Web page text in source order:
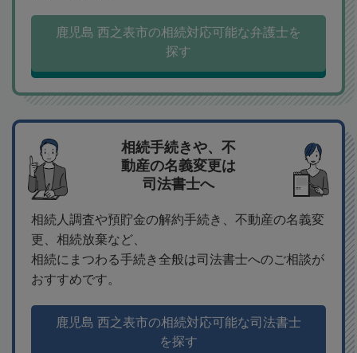
鹿児島 西之表市の相続対応可能な弁護士を
探す
相続手続きや、不
動産の名義変更は
司法書士へ
相続人調査や預貯金の解約手続き、不動産の名義変
更、相続放棄など、
相続にまつわる手続き全般は司法書士へのご相談が
おすすめです。
鹿児島 西之表市の相続対応可能な司法書士
を探す